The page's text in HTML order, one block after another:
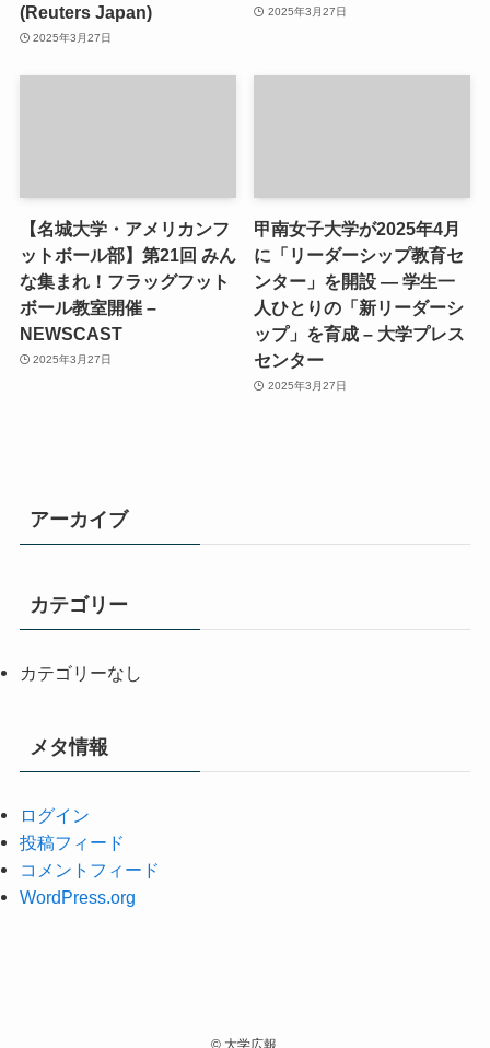
(Reuters Japan)
2025年3月27日
2025年3月27日
【名城大学・アメリカンフ
ットボール部】第21回 みん
な集まれ！フラッグフット
ボール教室開催 –
NEWSCAST
2025年3月27日
甲南女子大学が2025年4月
に「リーダーシップ教育セ
ンター」を開設 ― 学生一
人ひとりの「新リーダーシ
ップ」を育成 – 大学プレス
センター
2025年3月27日
アーカイブ
カテゴリー
カテゴリーなし
メタ情報
ログイン
投稿フィード
コメントフィード
WordPress.org
©大学広報.